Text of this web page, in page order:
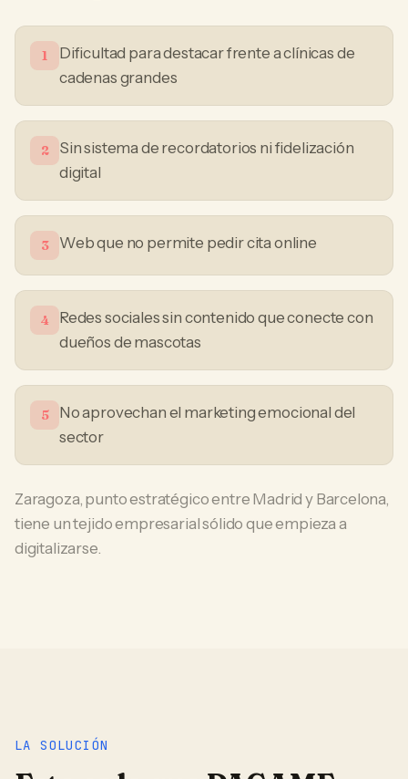
1
Dificultad para destacar frente a clínicas de
cadenas grandes
2
Sin sistema de recordatorios ni fidelización
digital
3 Web que no permite pedir cita online
4
Redes sociales sin contenido que conecte con
dueños de mascotas
5
No aprovechan el marketing emocional del
sector
Zaragoza, punto estratégico entre Madrid y Barcelona,
tiene un tejido empresarial sólido que empieza a
digitalizarse.
LA SOLUCIÓN